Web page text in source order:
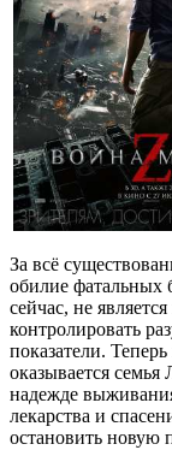
За всё
обилие фатальных
сейчас, не
контролировать
показатели.
оказывается
надежде
лекарства и
остановить новую